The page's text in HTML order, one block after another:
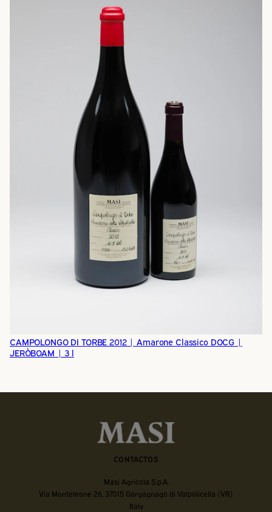
CAMPOLONGO DI TORBE 2012 | Amarone Classico DOCG |
JERÒBOAM | 3 l
CONTACTOS
Masi Agricola S.p.A.
Via Monteleone 26, 37015 Gargagnago di Valpolicella (VR)
Italy